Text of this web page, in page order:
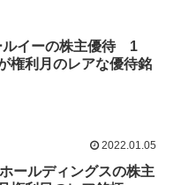
ルイーの株主優待 1
権利月のレアな優待銘
2022.01.05
ールディングスの株主